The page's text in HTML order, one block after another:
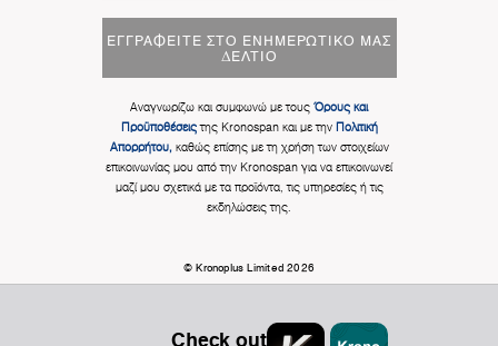
ΕΓΓΡΑΦΕΊΤΕ ΣΤΟ ΕΝΗΜΕΡΩΤΙΚΌ ΜΑΣ
ΔΕΛΤΊΟ
Αναγνωρίζω και συμφωνώ με τους Όρους και
Προϋποθέσειςτης Kronospan και με την Πολιτική
Απορρήτου,καθώς επίσης με τη χρήση των στοιχείων
επικοινωνίας μου από την Kronospan για να επικοινωνεί
μαζί μου σχετικά με τα προϊόντα, τις υπηρεσίες ή τις
εκδηλώσεις της.
© Kronoplus Limited 2026
Check out